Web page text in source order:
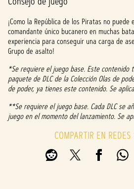
¡Como la República de los Piratas no
comandante único bucanero en muchas
experiencia para conseguir una carga de
Grupo de asalto!
*Se requiere el juego base. Este contenido
paquete de DLC de la Colección Olas de
de poder, ya tienes este contenido. Se
**Se requiere el juego base. Cada DLC se
juego en el momento del lanzamiento. Se
COMPARTIR EN